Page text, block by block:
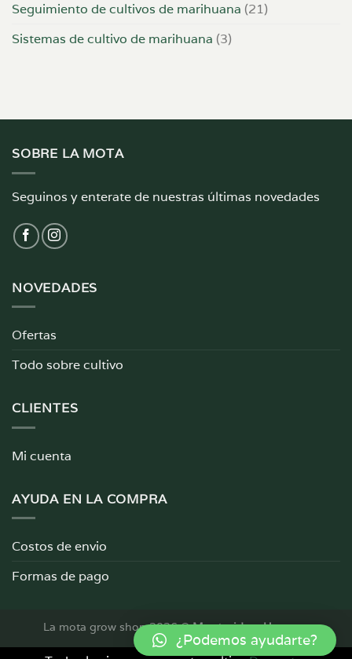
Seguimiento de cultivos de marihuana (21)
Sistemas de cultivo de marihuana (3)
SOBRE LA MOTA
Seguinos y enterate de nuestras últimas novedades
NOVEDADES
Ofertas
Todo sobre cultivo
CLIENTES
Mi cuenta
AYUDA EN LA COMPRA
Costos de envio
Formas de pago
La mota grow shop 2026 ©Montevideo, Uruguay
¿Podemos ayudarte?